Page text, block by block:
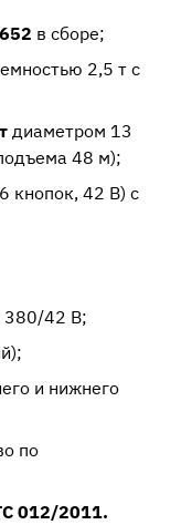
в сборе;
2,5 т с
диаметром 13
48 м);
кнопок, 42 В) с
380/42 В;
и нижнего
по
012/2011.